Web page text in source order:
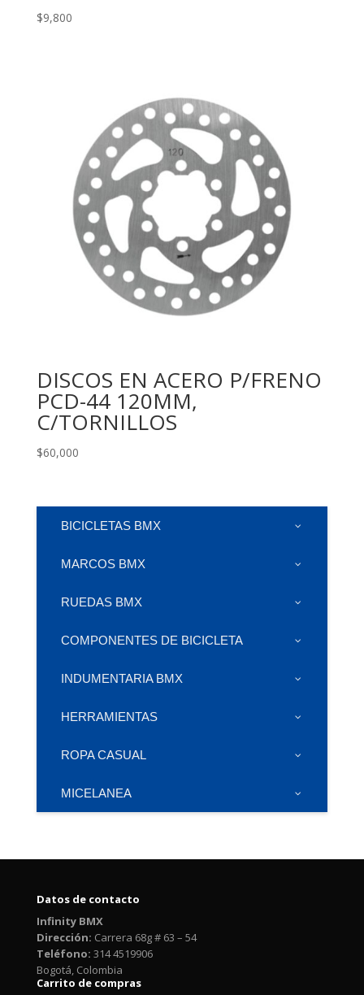
$9,800
DISCOS EN ACERO P/FRENO
PCD-44 120MM,
C/TORNILLOS
$60,000
BICICLETAS BMX
MARCOS BMX
RUEDAS BMX
COMPONENTES DE BICICLETA
INDUMENTARIA BMX
HERRAMIENTAS
ROPA CASUAL
MICELANEA
Datos de contacto
Infinity BMX
Dirección: Carrera 68g # 63 – 54
Teléfono: 314 4519906
Bogotá, Colombia
Carrito de compras